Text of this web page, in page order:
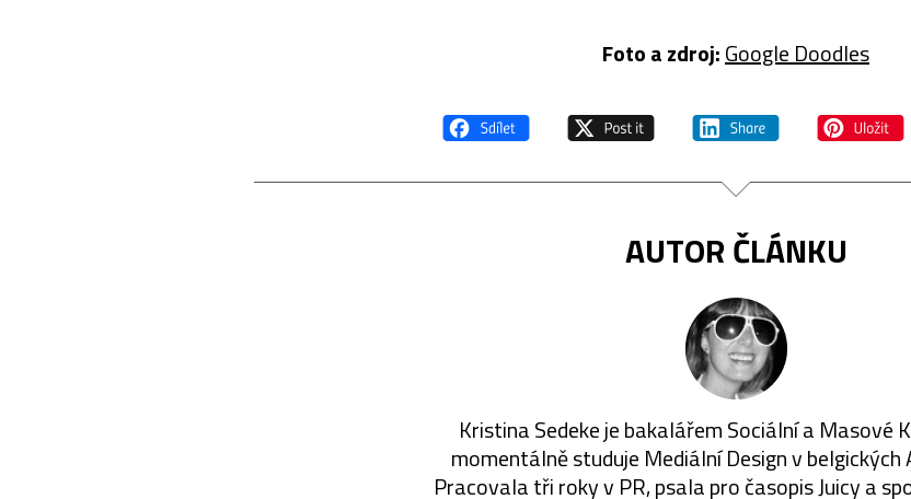
Foto a zdroj:Google Doodles
AUTOR ČLÁNKU
Kristina Sedeke je bakalářem Sociální a Masové
momentálně studuje Mediální Design v belgických
Pracovala tři roky v PR, psala pro časopis Juicy a